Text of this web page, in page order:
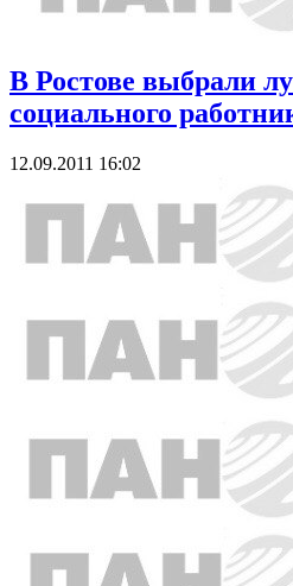
В Ростове выбрали
социального
12.09.2011 16:02